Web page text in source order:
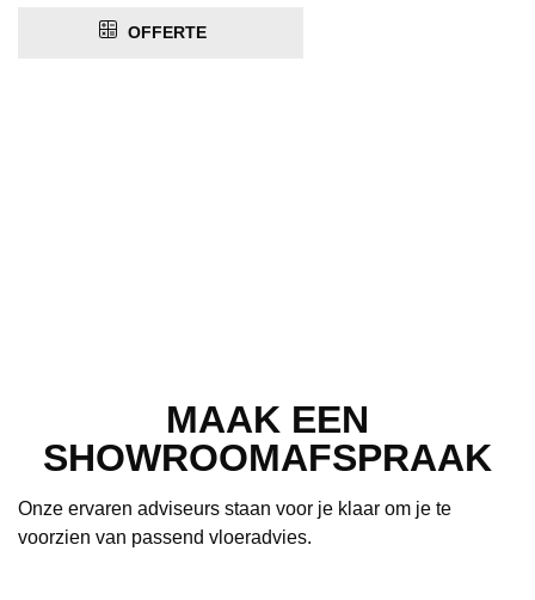
OFFERTE
MAAK EEN
SHOWROOMAFSPRAAK
Onze ervaren adviseurs staan voor je klaar om je te
voorzien van passend vloeradvies.